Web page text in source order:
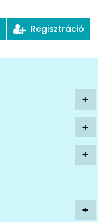
Regisztráció
+
+
+
+